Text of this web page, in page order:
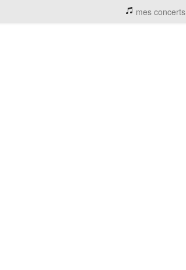
mes concerts